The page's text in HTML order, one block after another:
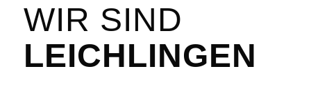
WIR SIND
LEICHLINGEN